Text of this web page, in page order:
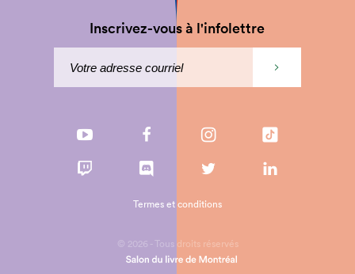
Inscrivez-vous à l'infolettre
© 2026 - Tous droits réservés
Termes et conditions